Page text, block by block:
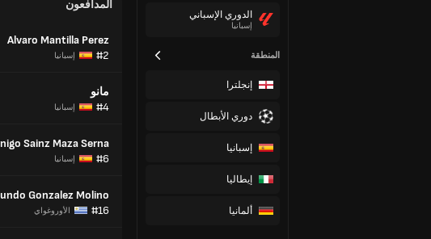
الدوري الإسباني
إسبانيا
المنطقة
إنجلترا
دوري الأبطال
إسبانيا
إيطاليا
ألمانيا
المدافعون
Alvaro Mantilla Perez
#2
إسبانيا
مانو
#4
إسبانيا
Sainz Maza Serna
#6
إسبانيا
Gonzalez Molino
#16
الأوروغواي